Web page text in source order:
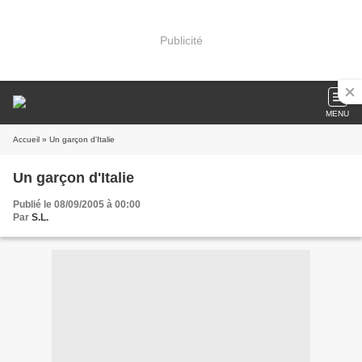
Publicité
MENU
Accueil » Un garçon d'Italie
Un garçon d'Italie
Publié le 08/09/2005 à 00:00
Par S.L.